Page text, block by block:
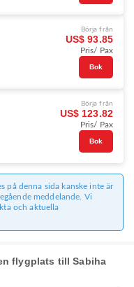
Börja från
US$ 93.85
Pris/ Pax
Bok
Börja från
US$ 123.82
Pris/ Pax
Bok
på denna sida kanske inte är
meddelande. Vi
och aktuella
flygplats till Sabiha